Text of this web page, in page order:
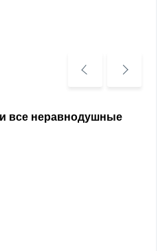
все неравнодушные